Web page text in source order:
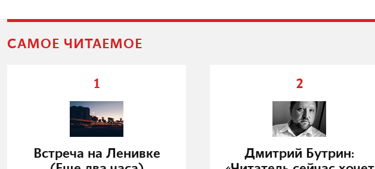
САМОЕ ЧИТАЕМОЕ
1
Встреча на Ленивке
2
Дмитрий Бутрин: